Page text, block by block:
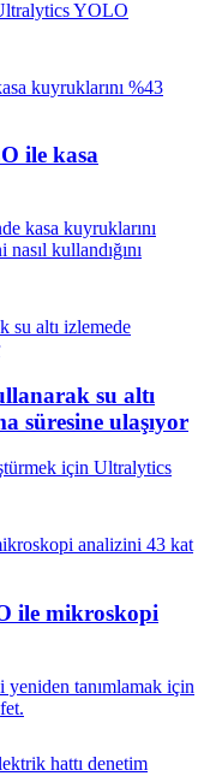
YOLO
ile kasa
kasa kuyruklarını
kullandığını
su altı
süresine ulaşıyor
için Ultralytics
ile mikroskopi
tanımlamak için